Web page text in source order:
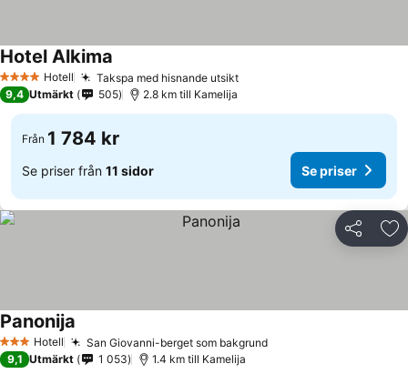
4 StjärnorHotell Takspa med hisnande utsikt
Hotel Alkima
9,4 Utmärkt 505 2.8 km till Kamelija
Från 1 784 kr
Se priser från 11 sidor Se priser
Dela
3 StjärnorHotell San Giovanni-berget som bakgrund
Panonija
9,1 Utmärkt 1 053 1.4 km till Kamelija